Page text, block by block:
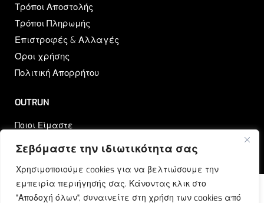
Σεβόμαστε την ιδιωτικότητα σας
Χρησιμοποιούμε cookies για να βελτιώσουμε την
εμπειρία περιήγησής σας. Κάνοντας κλικ στο
"Αποδοχή όλων", συναινείτε στη χρήση των cookies από
Τρόποι Αποστολής
Τρόποι Πληρωμής
Επιστροφές & Αλλαγές
Όροι χρήσης
Πολιτική Απορρήτου
OUTRUN
Ποιοι Είμαστε
Blog